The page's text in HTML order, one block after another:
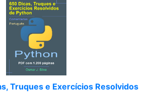
Truques e Exercícios Resolvidos